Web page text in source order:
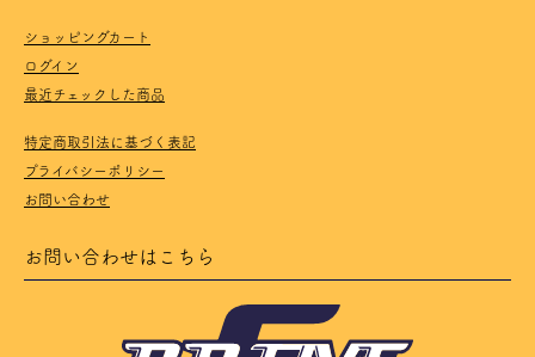
ショッピングカート
ログイン
最近チェックした商品
特定商取引法に基づく表記
プライバシーポリシー
お問い合わせ
お問い合わせはこちら